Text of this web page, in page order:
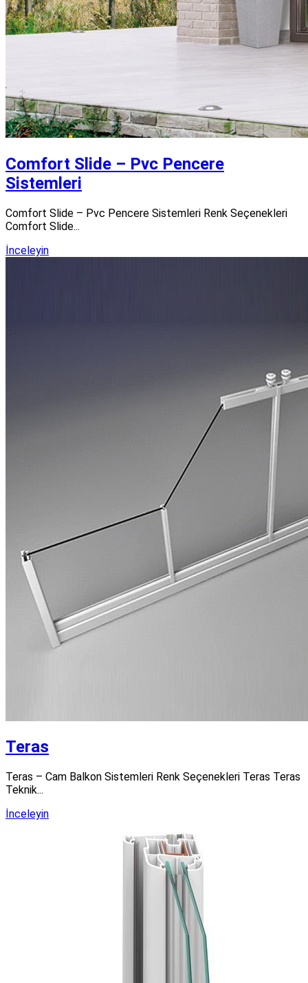
Comfort Slide – Pvc Pencere
Sistemleri
Comfort Slide – Pvc Pencere Sistemleri Renk Seçenekleri
Comfort Slide...
İnceleyin
Teras
Teras – Cam Balkon Sistemleri Renk Seçenekleri Teras Teras
Teknik...
İnceleyin